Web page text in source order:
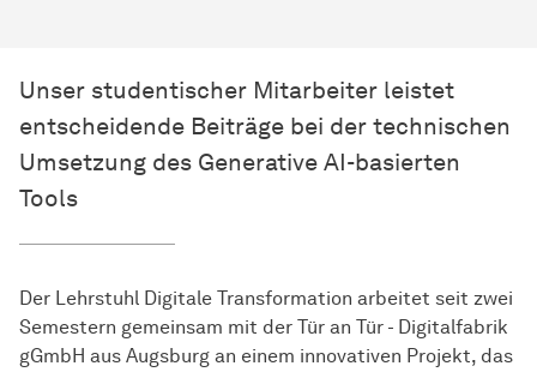
Unser studentischer Mitarbeiter leistet
entscheidende Beiträge bei der technischen
Umsetzung des Generative AI-basierten
Tools
Der Lehrstuhl Digitale Transformation arbeitet seit zwei
Semestern gemeinsam mit der Tür an Tür - Digitalfabrik
gGmbH aus Augsburg an einem innovativen Projekt, das